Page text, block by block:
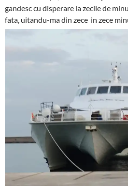
gandesc cu disperare la zecile de
fata, uitandu-ma din zece in zece